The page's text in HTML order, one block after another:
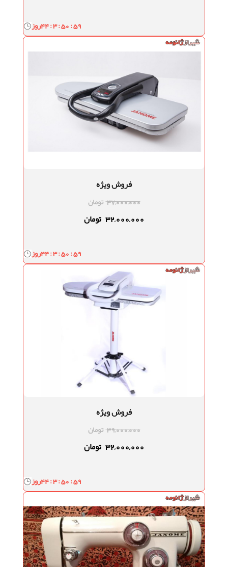
روز44 : 3 : 50 : 58
فروش ویژه
37,000,000 تومان
32,000,000 تومان
روز44 : 3 : 50 : 58
فروش ویژه
39,000,000 تومان
32,000,000 تومان
روز44 : 3 : 50 : 58